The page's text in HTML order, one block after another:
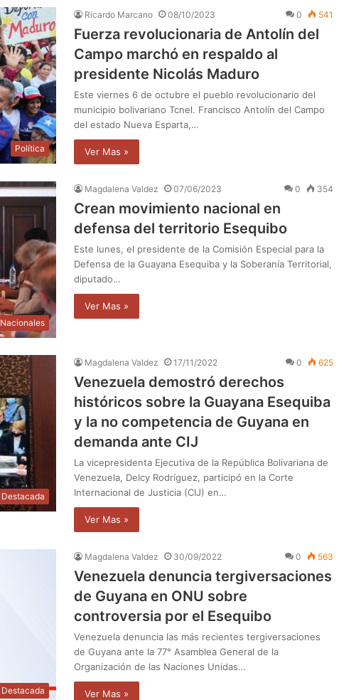
Política
Ricardo Marcano 08/10/2023 0 541
Fuerza revolucionaria de Antolín del
Campo marchó en respaldo al
presidente Nicolás Maduro
Este viernes 6 de octubre el pueblo revolucionario del
municipio bolivariano Tcnel. Francisco Antolín del Campo
del estado Nueva Esparta,…
Ver Mas »
Nacionales
Magdalena Valdez 07/06/2023 0 354
Crean movimiento nacional en
defensa del territorio Esequibo
Este lunes, el presidente de la Comisión Especial para la
Defensa de la Guayana Esequiba y la Soberanía Territorial,
diputado…
Ver Mas »
Destacada
Magdalena Valdez 17/11/2022 0 625
Venezuela demostró derechos
históricos sobre la Guayana Esequiba
y la no competencia de Guyana en
demanda ante CIJ
La vicepresidenta Ejecutiva de la República Bolivariana de
Venezuela, Delcy Rodríguez, participó en la Corte
Internacional de Justicia (CIJ) en…
Ver Mas »
Destacada
Magdalena Valdez 30/09/2022 0 563
Venezuela denuncia tergiversaciones
de Guyana en ONU sobre
controversia por el Esequibo
Venezuela denuncia las más recientes tergiversaciones
de Guyana ante la 77° Asamblea General de la
Organización de las Naciones Unidas…
Ver Mas »